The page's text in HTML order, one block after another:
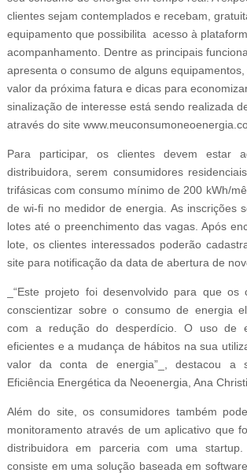
clientes sejam contemplados e recebam,
equipamento que possibilita acesso à
acompanhamento. Dentre as principais
apresenta o consumo de alguns
valor da próxima fatura e dicas para
sinalização de interesse está sendo realizada
através do site
Para participar, os clientes devem estar
distribuidora, serem consumidores
trifásicas com consumo mínimo de 200 kWh/
de wi-fi no medidor de energia. As inscrições
lotes até o preenchimento das vagas. Após
lote, os clientes interessados poderão
site para notificação da data de abertura de
_“Este projeto foi desenvolvido para que os
conscientizar sobre o consumo de energia
com a redução do desperdício. O uso de
eficientes e a mudança de hábitos na sua
valor da conta de energia”_, destacou a
Eficiência Energética da Neoenergia, Ana
Além do site, os consumidores também
monitoramento através de um aplicativo que
distribuidora em parceria com uma
consiste em uma solução baseada em